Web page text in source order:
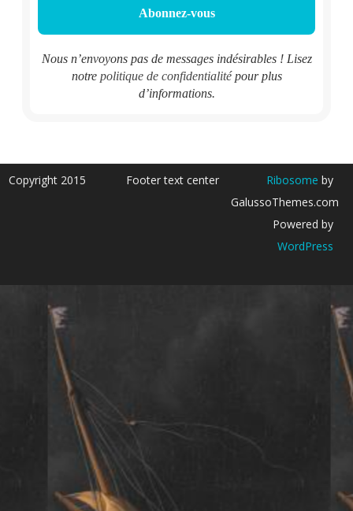
Nous n’envoyons pas de messages indésirables ! Lisez
notre politique de confidentialitépour plus
d’informations.
Copyright 2015 Footer text center Ribosome by
GalussoThemes.com
Powered by
WordPress